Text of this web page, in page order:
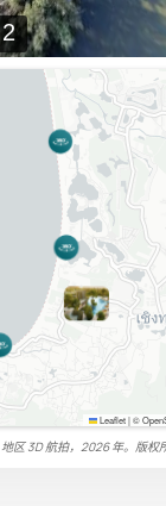
Leaflet|©
区 3D 航拍，2026 年。版权